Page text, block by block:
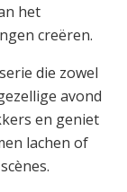
het
creëren.
die zowel
avond
en geniet
lachen of